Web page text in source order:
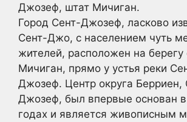
Джозеф, штат Мичиган.
Город Сент-Джозеф, ласково
Сент-Джо, с населением чуть
жителей, расположен на берегу
Мичиган, прямо у устья реки
Джозеф. Центр округа Берриен,
Джозеф, был впервые основан
годах и является живописным